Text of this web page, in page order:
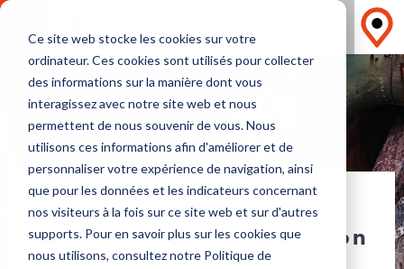
Ce site web stocke les cookies sur votre
ordinateur. Ces cookies sont utilisés pour collecter
des informations sur la manière dont vous
interagissez avec notre site web et nous
permettent de nous souvenir de vous. Nous
utilisons ces informations afin d'améliorer et de
personnaliser votre expérience de navigation, ainsi
que pour les données et les indicateurs concernant
nos visiteurs à la fois sur ce site web et sur d'autres
supports. Pour en savoir plus sur les cookies que
nous utilisons, consultez notre Politique de
GUIDE PRATIQUE
Les conditions
commerciales d'expédition